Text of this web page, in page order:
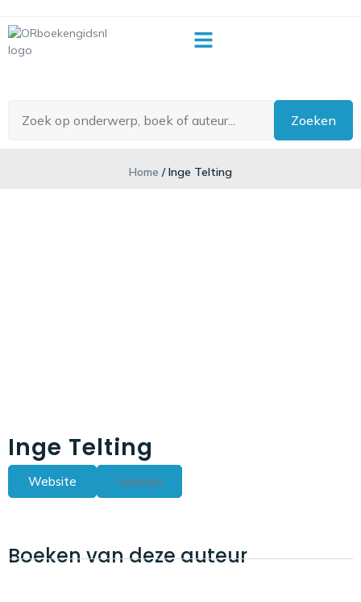
Zoeken
Home / Inge Telting
Inge Telting
Website Linkedin
Boeken van deze auteur